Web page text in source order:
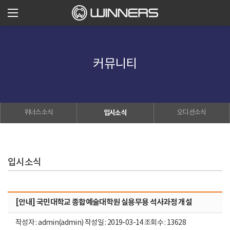
커뮤니티
위너스소식 입시소식 오디션소식
입시소식
[안내] 국민대학교 종합예술대학원 실용무용 석사과정 개설
작성자 : admin(admin) 작성일 : 2019-03-14 조회수 : 13628